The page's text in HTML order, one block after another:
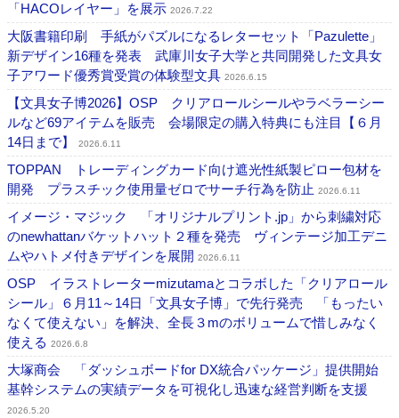
「HACOレイヤー」を展示 2026.7.22
大阪書籍印刷 手紙がパズルになるレターセット「Pazulette」
新デザイン16種を発表 武庫川女子大学と共同開発した文具女
子アワード優秀賞受賞の体験型文具 2026.6.15
【文具女子博2026】OSP クリアロールシールやラベラーシー
ルなど69アイテムを販売 会場限定の購入特典にも注目【６月
14日まで】
2026.6.11
TOPPAN トレーディングカード向け遮光性紙製ピロー包材を
開発 プラスチック使用量ゼロでサーチ行為を防止 2026.6.11
イメージ・マジック 「オリジナルプリント.jp」から刺繍対応
のnewhattanバケットハット２種を発売 ヴィンテージ加工デニ
ムやハトメ付きデザインを展開 2026.6.11
OSP イラストレーターmizutamaとコラボした「クリアロール
シール」６月11～14日「文具女子博」で先行発売 「もったい
なくて使えない」を解決、全長３mのボリュームで惜しみなく
使える 2026.6.8
大塚商会 「ダッシュボードfor DX統合パッケージ」提供開始
基幹システムの実績データを可視化し迅速な経営判断を支援
2026.5.20